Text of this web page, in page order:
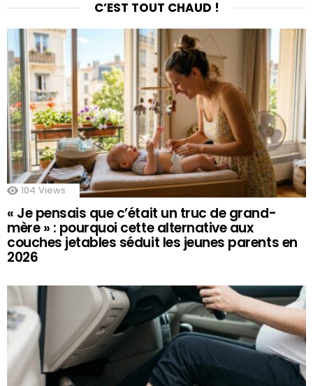
C’EST TOUT CHAUD !
104 Views
« Je pensais que c’était un truc de grand-
mère » : pourquoi cette alternative aux
couches jetables séduit les jeunes parents en
2026